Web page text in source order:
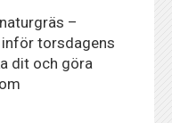
–
torsdagens
dit och göra